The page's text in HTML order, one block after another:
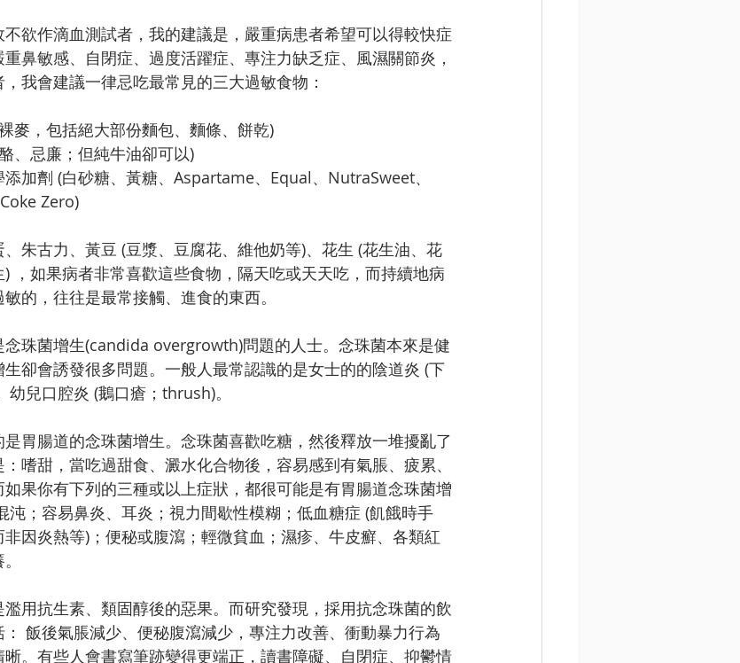
欲作滴血測試者，我的建議是，嚴重病患者希望可以得較快症
鼻敏感、自閉症、過度活躍症、專注力缺乏症、風濕關節炎，
我會建議一律忌吃最常見的三大過敏食物：
麥，包括絕大部份麵包、麵條、餅乾)
、忌廉；但純牛油卻可以)
加劑 (白砂糖、黃糖、Aspartame、Equal、NutraSweet、
Zero)
朱古力、黃豆 (豆漿、豆腐花、維他奶等)、花生 (花生油、花
，如果病者非常喜歡這些食物，隔天吃或天天吃，而持續地病
的，往往是最常接觸、進食的東西。
珠菌增生(candida overgrowth)問題的人士。念珠菌本來是健
卻會誘發很多問題。一般人最常認識的是女士的的陰道炎 (下
兒口腔炎 (鵝口瘡；thrush)。
胃腸道的念珠菌增生。念珠菌喜歡吃糖，然後釋放一堆擾亂了
嗜甜，當吃過甜食、澱水化合物後，容易感到有氣脹、疲累、
果你有下列的三種或以上症狀，都很可能是有胃腸道念珠菌增
沌；容易鼻炎、耳炎；視力間歇性模糊；低血糖症 (飢餓時手
因炎熱等)；便秘或腹瀉；輕微貧血；濕疹、牛皮癬、各類紅
用抗生素、類固醇後的惡果。而研究發現，採用抗念珠菌的飲
飯後氣脹減少、便秘腹瀉減少，專注力改善、衝動暴力行為
。有些人會書寫筆跡變得更端正，讀書障礙、自閉症、抑鬱情